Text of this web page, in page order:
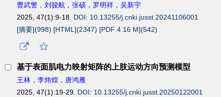
曹武警，刘骏航，张硕，罗明祥，吴新宇
2025, 47(1):9-18. DOI: 10.13255/j.cnki.jusst.20241106001
[摘要](998) [HTML](2347) [PDF 4.16 M](542)
基于表面肌电力映射矩阵的上肢运动方向预测模型
王林，李炜煌，唐鸿雁
2025, 47(1):19-29. DOI: 10.13255/j.cnki.jusst.20250122001